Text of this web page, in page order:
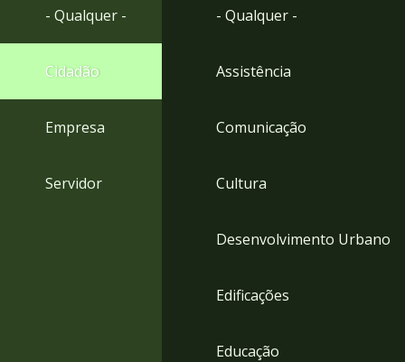
rodapé
- Qualquer -
Cidadão
Empresa
Servidor
- Qualquer -
Assistência
Comunicação
Cultura
Desenvolvimento Urbano
Edificações
Educação